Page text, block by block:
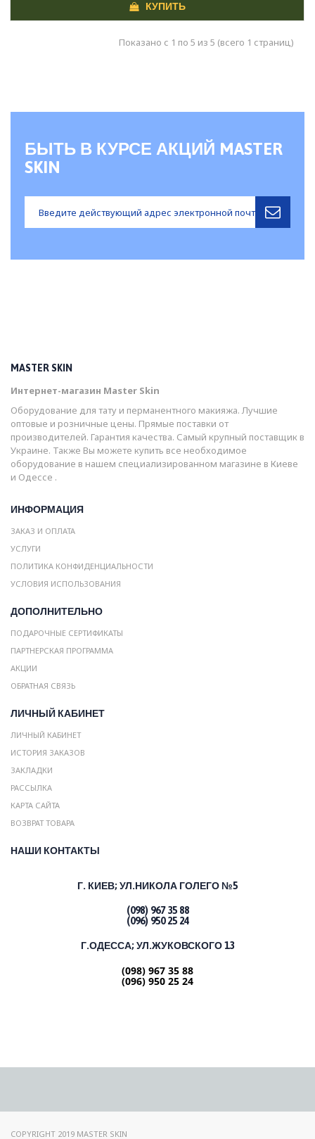
КУПИТЬ
Показано с 1 по 5 из 5 (всего 1 страниц)
БЫТЬ В КУРСЕ АКЦИЙ MASTER
SKIN
MASTER SKIN
Интернет-магазин Master Skin
Оборудование для тату и перманентного макияжа. Лучшие
оптовые и розничные цены. Прямые поставки от
производителей. Гарантия качества. Самый крупный поставщик в
Украине. Также Вы можете купить все необходимое
оборудование в нашем специализированном магазине в Киеве
и Одессе .
ИНФОРМАЦИЯ
ЗАКАЗ И ОПЛАТА
УСЛУГИ
ПОЛИТИКА КОНФИДЕНЦИАЛЬНОСТИ
УСЛОВИЯ ИСПОЛЬЗОВАНИЯ
ДОПОЛНИТЕЛЬНО
ПОДАРОЧНЫЕ СЕРТИФИКАТЫ
ПАРТНЕРСКАЯ ПРОГРАММА
АКЦИИ
ОБРАТНАЯ СВЯЗЬ
ЛИЧНЫЙ КАБИНЕТ
ЛИЧНЫЙ КАБИНЕТ
ИСТОРИЯ ЗАКАЗОВ
ЗАКЛАДКИ
РАССЫЛКА
КАРТА САЙТА
ВОЗВРАТ ТОВАРА
НАШИ КОНТАКТЫ
Г. КИЕВ; УЛ.НИКОЛА ГОЛЕГО №5
(098) 967 35 88
(096) 950 25 24
Г.ОДЕССА; УЛ.ЖУКОВСКОГО 13
(098) 967 35 88
(096) 950 25 24
COPYRIGHT 2019 MASTER SKIN